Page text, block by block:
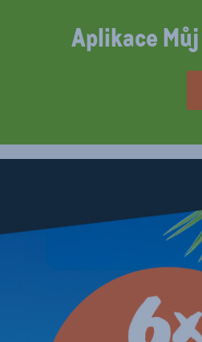
Aplikace